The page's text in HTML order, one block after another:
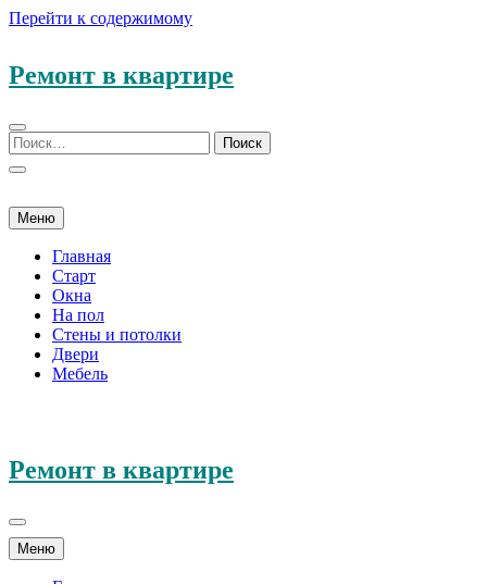
Перейти к содержимому
Ремонт в квартире
Меню
Главная
Старт
Окна
На пол
Стены и потолки
Двери
Мебель
Ремонт в квартире
Меню